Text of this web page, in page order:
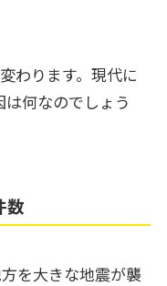
わります。現代に
何なのでしょう
数
を大きな地震が襲